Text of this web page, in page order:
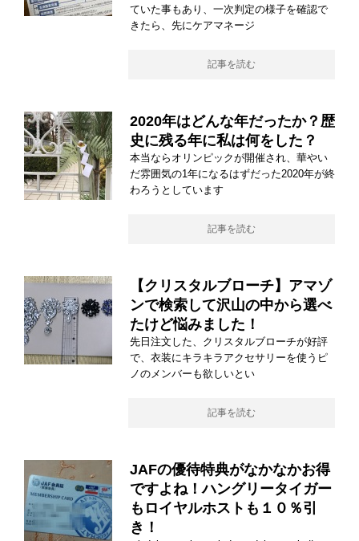
ていた事もあり、一次判定の様子を確認で
きたら、先にケアマネージ
記事を読む
2020年はどんな年だったか？歴
史に残る年に私は何をした？
本当ならオリンピックが開催され、華やい
だ雰囲気の1年になるはずだった2020年が終
わろうとしています
記事を読む
【クリスタルブローチ】アマゾ
ンで検索して沢山の中から選べ
たけど悩みました！
先日注文した、クリスタルブローチが好評
で、衣装にキラキラアクセサリーを使うピ
ノのメンバーも欲しいとい
記事を読む
JAFの優待特典がなかなかお得
ですよね！ハングリータイガー
もロイヤルホストも１０％引
き！